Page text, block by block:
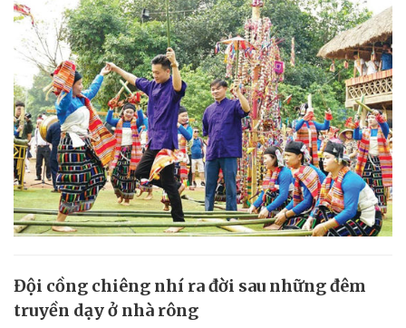
Đội cồng chiêng nhí ra đời sau những đêm
truyền dạy ở nhà rông